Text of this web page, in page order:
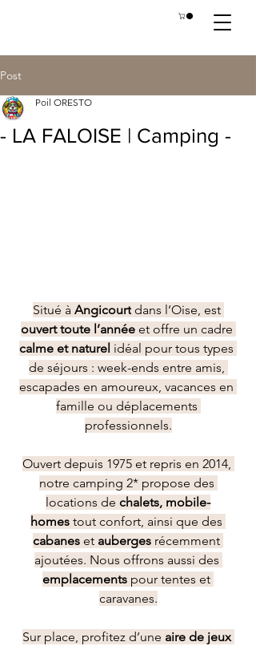
Post
- LA FALOISE | Camping -
Poil ORESTO
Situé à Angicourt dans l’Oise, est
ouvert toute l’année et offre un cadre
calme et naturel idéal pour tous types
de séjours : week-ends entre amis,
escapades en amoureux, vacances en
famille ou déplacements
professionnels.
Ouvert depuis 1975 et repris en 2014,
notre camping 2* propose des
locations de chalets, mobile-
homes tout confort, ainsi que des
cabanes et auberges récemment
ajoutées. Nous offrons aussi des
emplacements pour tentes et
caravanes.
Sur place, profitez d’une aire de jeux